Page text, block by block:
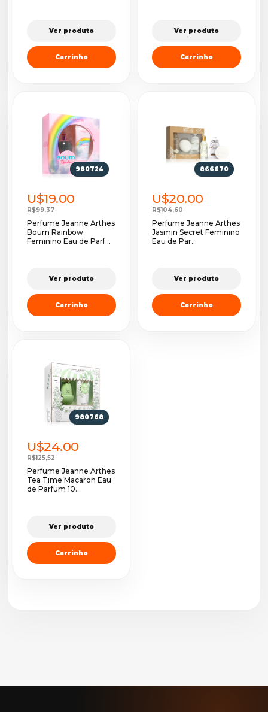
Ver produto
Carrinho
Ver produto
Carrinho
980724
U$19.00
R$99,37
Perfume Jeanne Arthes
Boum Rainbow
Feminino Eau de Parf...
Ver produto
Carrinho
866670
U$20.00
R$104,60
Perfume Jeanne Arthes
Jasmin Secret Feminino
Eau de Par...
Ver produto
Carrinho
980768
U$24.00
R$125,52
Perfume Jeanne Arthes
Tea Time Macaron Eau
de Parfum 10...
Ver produto
Carrinho